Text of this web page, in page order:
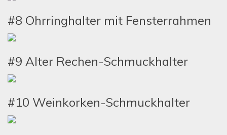
#8 Ohrringhalter mit Fensterrahmen
#9 Alter Rechen-Schmuckhalter
#10 Weinkorken-Schmuckhalter